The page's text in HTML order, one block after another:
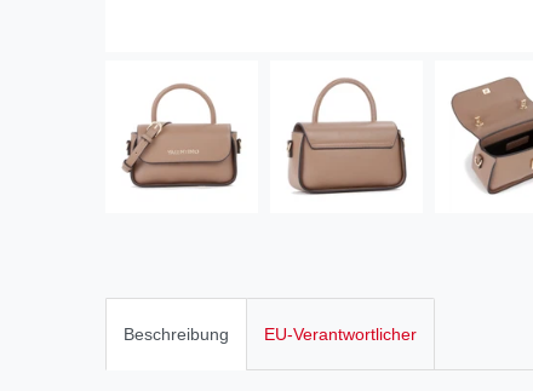
Beschreibung EU-Verantwortlicher